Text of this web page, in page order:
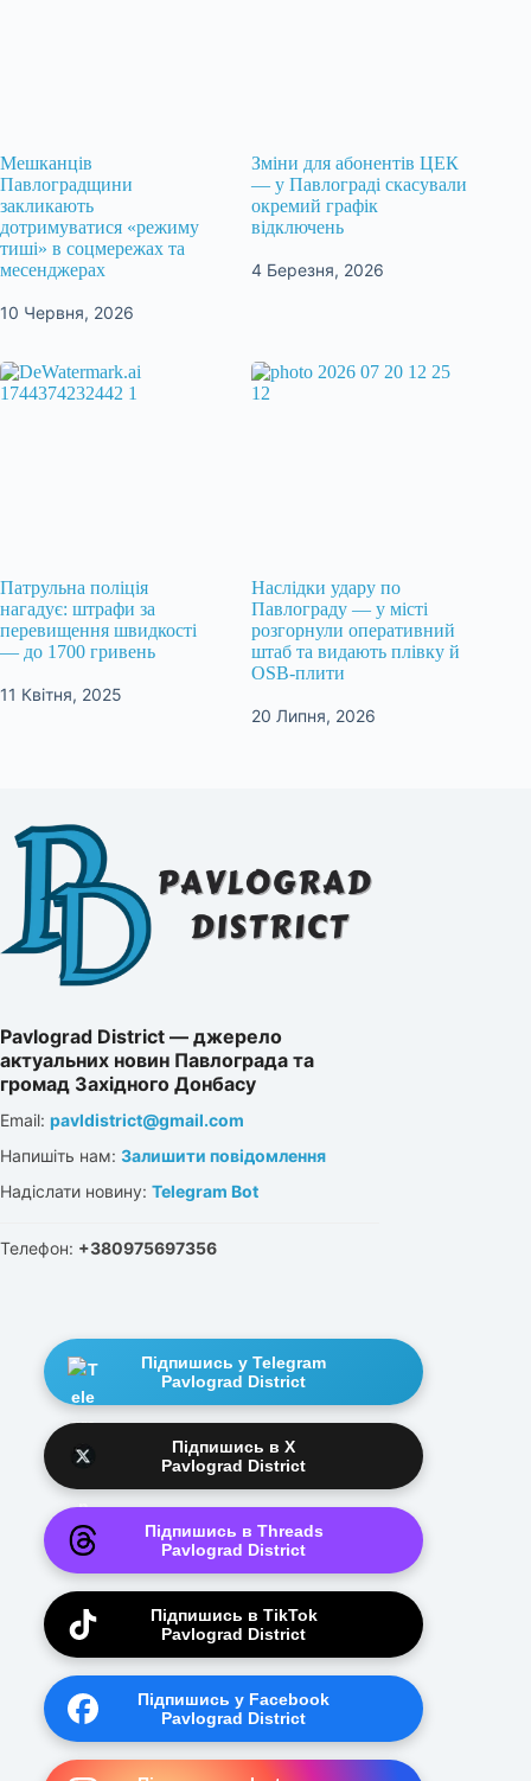
Мешканців
Павлоградщини
закликають
дотримуватися «режиму
тиші» в соцмережах та
месенджерах
10 Червня, 2026
Зміни для абонентів ЦЕК
— у Павлограді скасували
окремий графік
відключень
4 Березня, 2026
Патрульна поліція
нагадує: штрафи за
перевищення швидкості
— до 1700 гривень
11 Квітня, 2025
Наслідки удару по
Павлограду — у місті
розгорнули оперативний
штаб та видають плівку й
OSB-плити
20 Липня, 2026
Pavlograd District — джерело
актуальних новин Павлограда та
громад Західного Донбасу
Email: pavldistrict@gmail.com
Напишіть нам: Залишити повідомлення
Надіслати новину: Telegram Bot
Телефон: +380975697356
Підпишись у Telegram
Pavlograd District
Підпишись в X
Pavlograd District
Підпишись в Threads
Pavlograd District
Підпишись в TikTok
Pavlograd District
Підпишись у Facebook
Pavlograd District